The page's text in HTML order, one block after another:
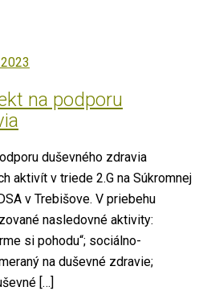
na podporu
duševného zdravia
aktivít v triede 2.G na Súkromnej
v Trebišove. V priebehu
nasledovné aktivity:
si pohodu“; sociálno-
na duševné zdravie;
[…]